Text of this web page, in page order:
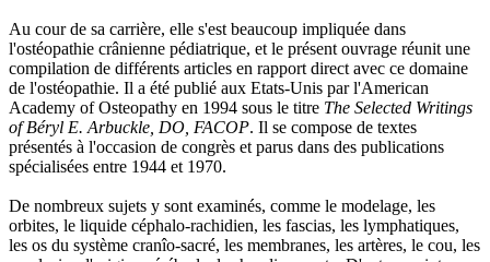
Au cour de sa carrière, elle s'est beaucoup impliquée dans
l'ostéopathie crânienne pédiatrique, et le présent ouvrage réunit une
compilation de différents articles en rapport direct avec ce domaine
de l'ostéopathie. Il a été publié aux Etats-Unis par l'American
Academy of Osteopathy en 1994 sous le titre The Selected Writings
of Béryl E. Arbuckle, DO, FACOP. Il se compose de textes
présentés à l'occasion de congrès et parus dans des publications
spécialisées entre 1944 et 1970.
De nombreux sujets y sont examinés, comme le modelage, les
orbites, le liquide céphalo-rachidien, les fascias, les lymphatiques,
les os du système cranîo-sacré, les membranes, les artères, le cou, les